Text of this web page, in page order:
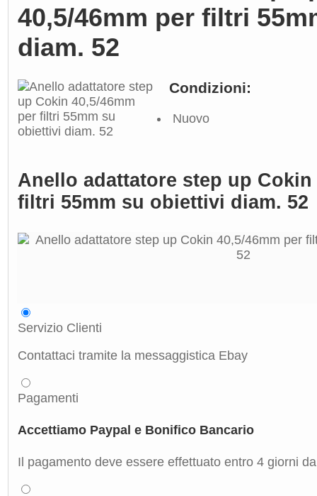
40,5/46mm per filtri
diam. 52
Condizioni:
Nuovo
Anello adattatore step up Cokin
filtri 55mm su obiettivi diam. 52
Servizio Clienti
Contattaci tramite la messaggistica Ebay
Pagamenti
Accettiamo Paypal e Bonifico Bancario
Il pagamento deve essere effettuato entro 4 giorni